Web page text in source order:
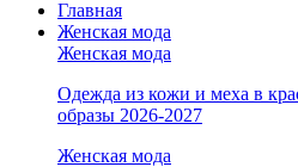
Главная
Женская мода
Женская мода
Одежда из кожи и меха в
образы 2026-2027
Женская мода